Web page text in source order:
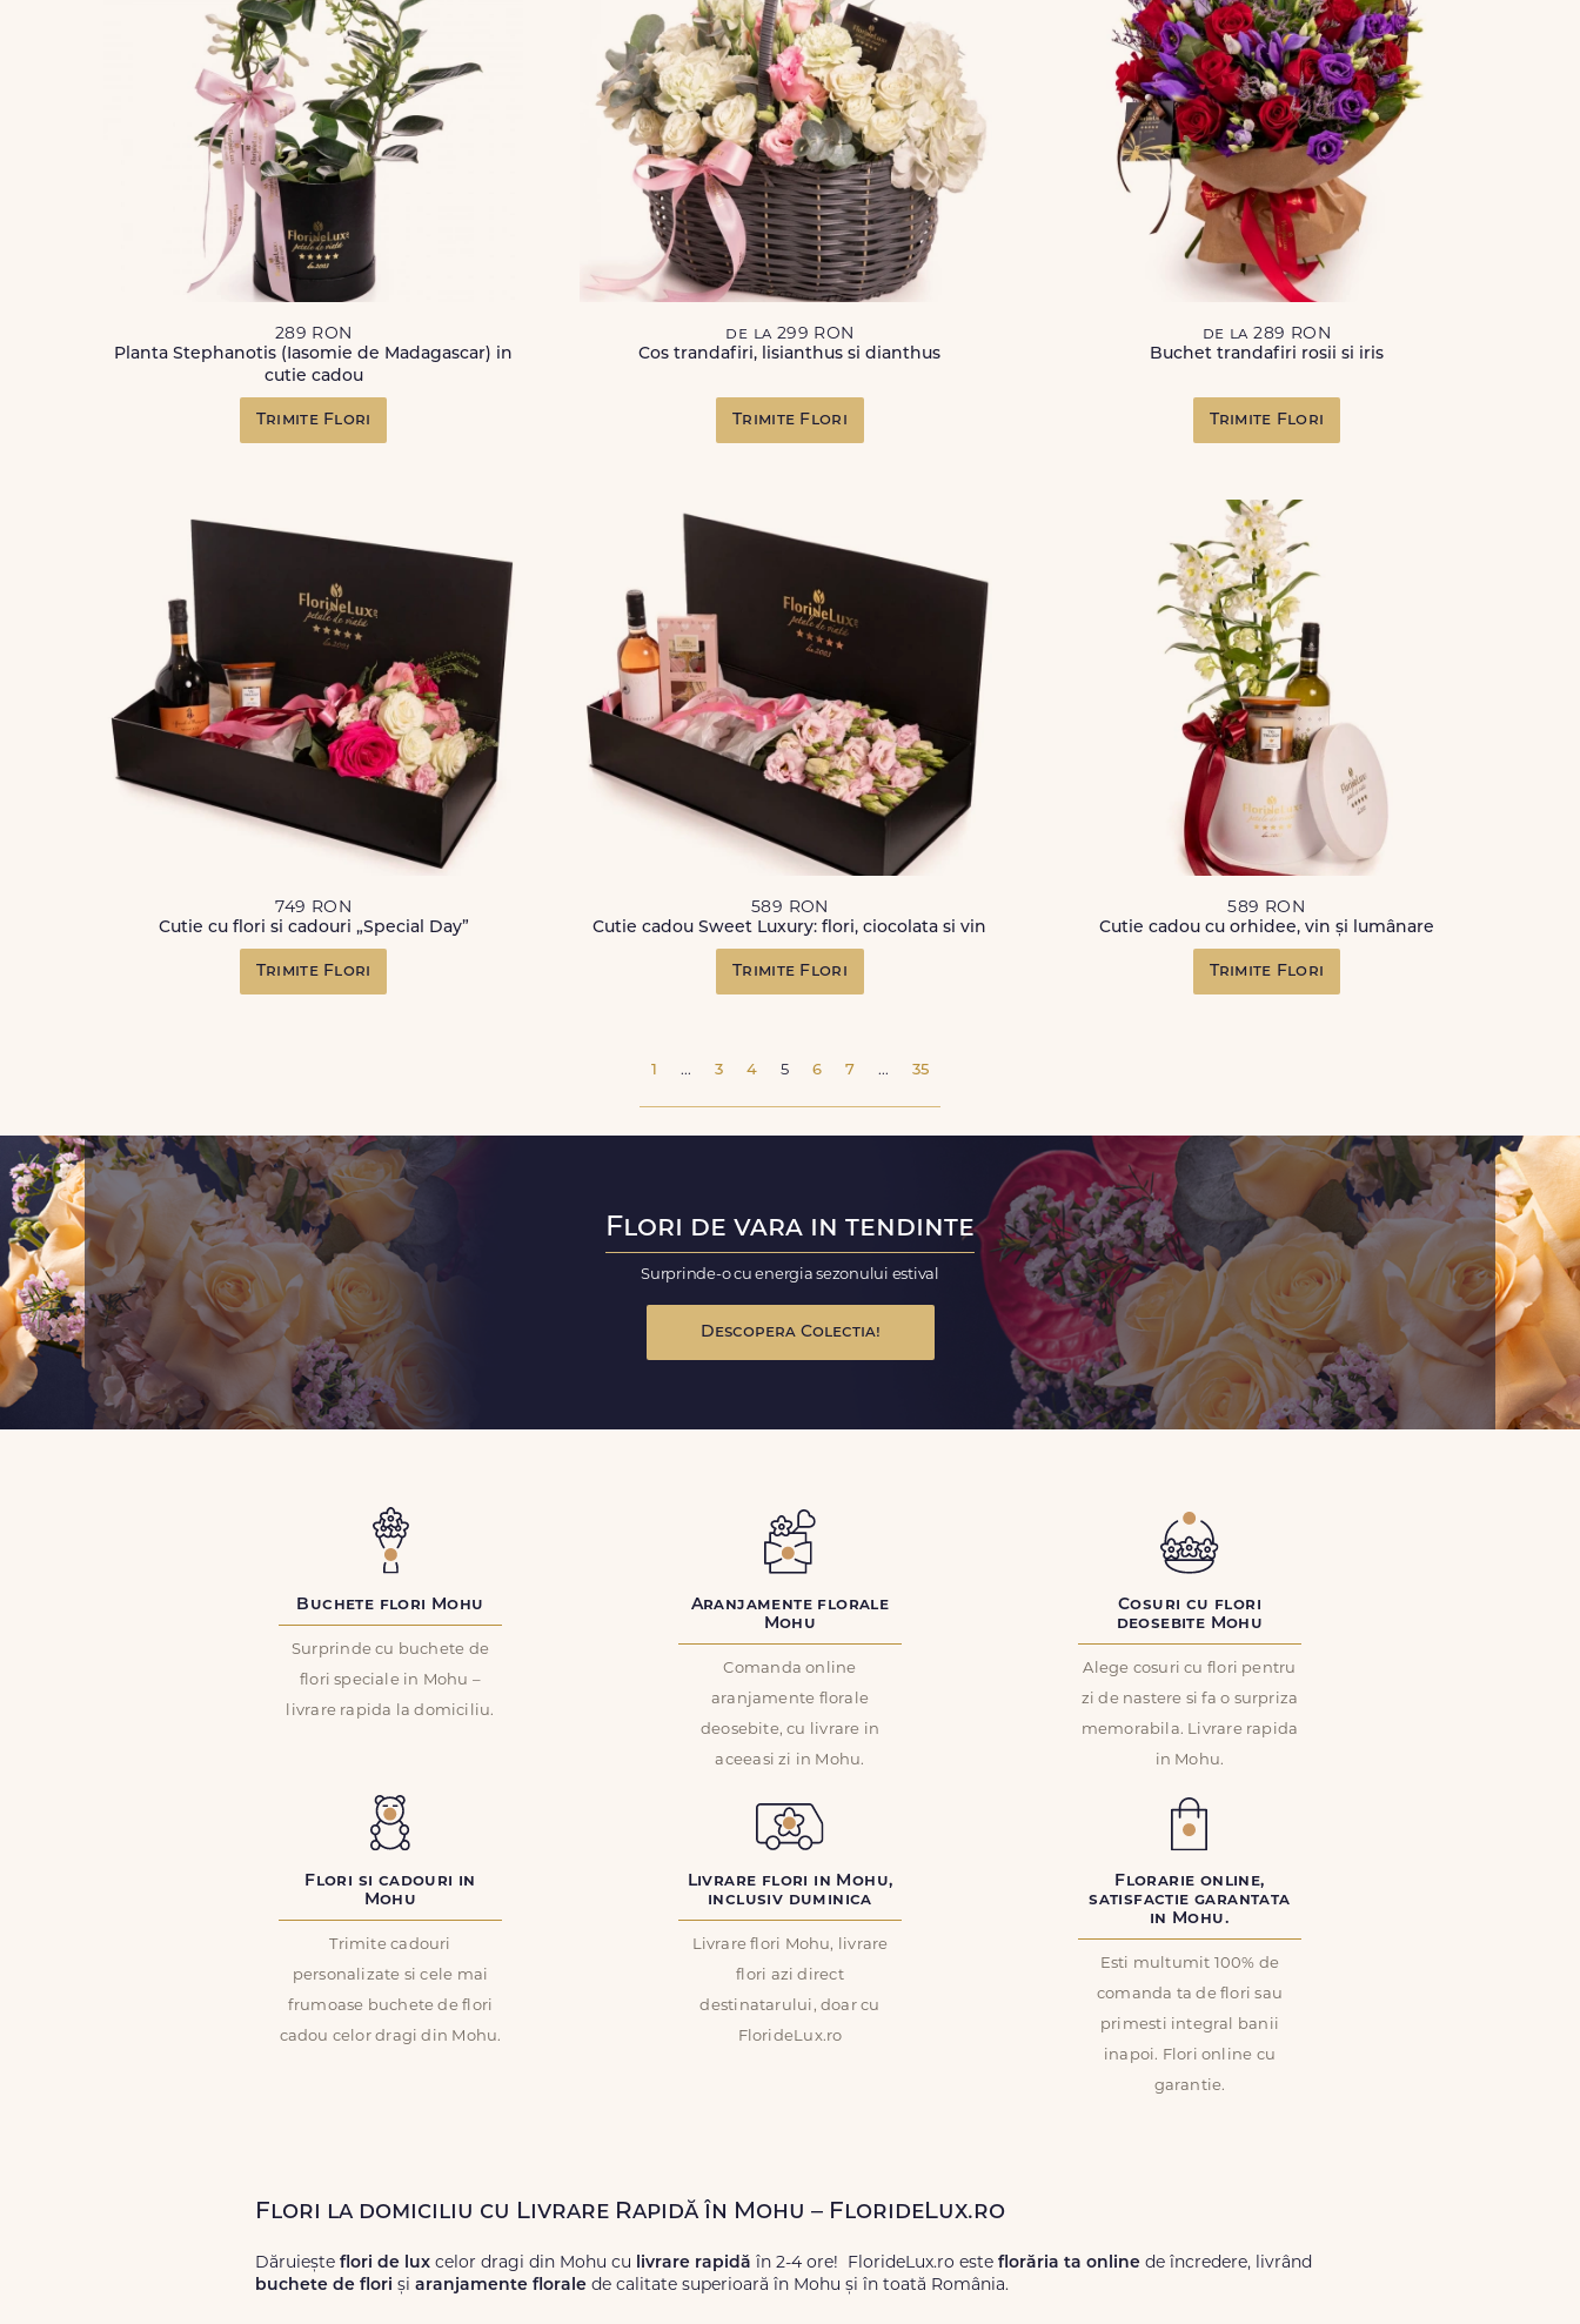
289 RON
Planta Stephanotis (Iasomie de Madagascar) in
cutie cadou
Trimite Flori
de la 299 RON
Cos trandafiri, lisianthus si dianthus
Trimite Flori
de la 289 RON
Buchet trandafiri rosii si iris
Trimite Flori
749 RON
Cutie cu flori si cadouri „Special Day”
Trimite Flori
589 RON
Cutie cadou Sweet Luxury: flori, ciocolata si vin
Trimite Flori
589 RON
Cutie cadou cu orhidee, vin și lumânare
Trimite Flori
1 ... 3 4 5 6 7 ... 35
Flori de vara in tendinte
Surprinde-o cu energia sezonului estival
Descopera Colectia!
Buchete flori Mohu
Surprinde cu buchete de
flori speciale in Mohu –
livrare rapida la domiciliu.
Aranjamente florale
Mohu
Comanda online
aranjamente florale
deosebite, cu livrare in
aceeasi zi in Mohu.
Cosuri cu flori
deosebite Mohu
Alege cosuri cu flori pentru
zi de nastere si fa o surpriza
memorabila. Livrare rapida
in Mohu.
Flori si cadouri in
Mohu
Trimite cadouri
personalizate si cele mai
frumoase buchete de flori
cadou celor dragi din Mohu.
Livrare flori in Mohu,
inclusiv duminica
Livrare flori Mohu, livrare
flori azi direct
destinatarului, doar cu
FlorideLux.ro
Florarie online,
satisfactie garantata
in Mohu.
Esti multumit 100% de
comanda ta de flori sau
primesti integral banii
inapoi. Flori online cu
garantie.
Flori la domiciliu cu Livrare Rapidă în Mohu – FlorideLux.ro
Dăruiește flori de lux celor dragi din Mohu cu livrare rapidă în 2-4 ore! FlorideLux.ro este florăria ta online de încredere, livrând
buchete de flori și aranjamente florale de calitate superioară în Mohu și în toată România.